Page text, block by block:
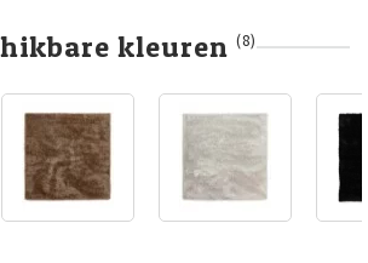
kleuren (8)